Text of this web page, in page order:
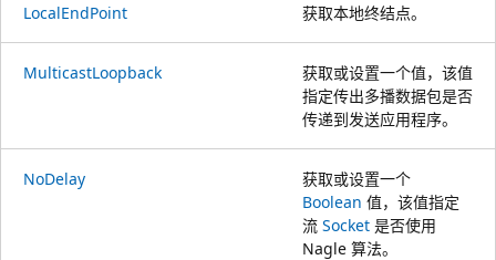
LocalEndPoint 获取本地终结点。
MulticastLoopback
获取或设置一个值，该值
指定传出多播数据包是否
传递到发送应用程序。
NoDelay
获取或设置一个
Boolean 值，该值指定
流 Socket 是否使用
Nagle 算法。